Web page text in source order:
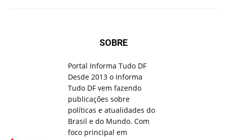
SOBRE
Portal Informa Tudo DF
Desde 2013 o Informa
Tudo DF vem fazendo
publicações sobre
políticas e atualidades do
Brasil e do Mundo. Com
foco principal em